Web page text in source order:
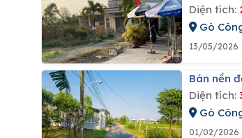
Diện tích:
Gò
13/05/2026
Bán
Diện tích:
Gò
01/02/2026